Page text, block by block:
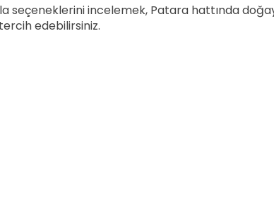
seçeneklerini incelemek, Patara hattında
edebilirsiniz.